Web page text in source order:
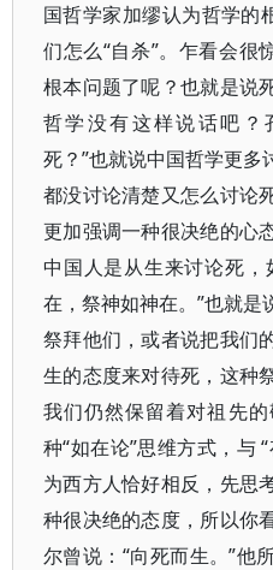
国哲学家加缪认为哲学的
们怎么“自杀”。乍看会很
根本问题了呢？也就是说
哲学没有这样说话吧？
死？”也就说中国哲学更多
都没讨论清楚又怎么讨论
更加强调一种很决绝的心
中国人是从生来讨论死，
在，祭神如神在。”也就
祭拜他们，或者说把我们
生的态度来对待死，这种
我们仍然保留着对祖先
种“如在论”思维方式，与
为西方人恰好相反，先思
种很决绝的态度，所以你
尔曾说：“向死而生。”他